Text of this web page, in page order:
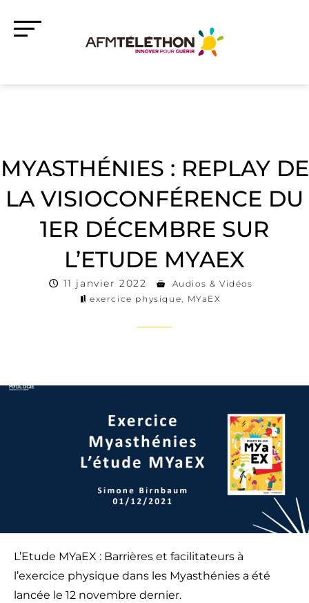
MYASTHÉNIES : REPLAY DE
LA VISIOCONFÉRENCE DU
1ER DÉCEMBRE SUR
L’ETUDE MYAEX
11 janvier 2022
Audios & Vidéos
exercice physique, MYaEX
L’Etude MYaEX : Barrières et facilitateurs à
l’exercice physique dans les Myasthénies a été
lancée le 12 novembre dernier.